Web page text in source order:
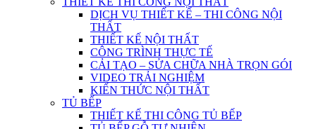
DỊCH VỤ THIẾT KẾ – THI CÔNG NỘI
THẤT
THIẾT KẾ NỘI THẤT
CÔNG TRÌNH THỰC TẾ
CẢI TẠO – SỬA CHỮA NHÀ TRỌN GÓI
VIDEO TRẢI NGHIỆM
KIẾN THỨC NỘI THẤT
TỦ BẾP
THIẾT KẾ THI CÔNG TỦ BẾP